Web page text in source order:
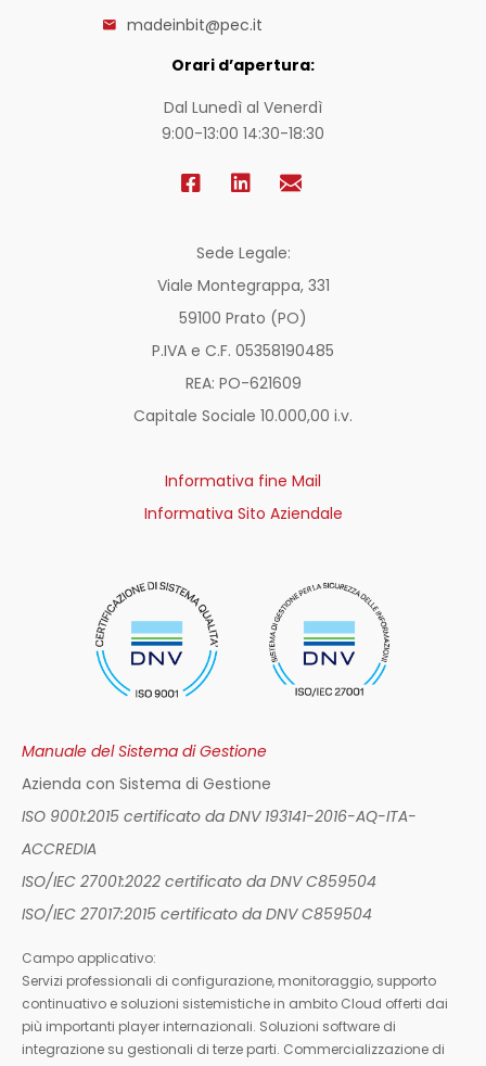
madeinbit@pec.it
Orari d’apertura:
Dal Lunedì al Venerdì
9:00-13:00 14:30-18:30
Sede Legale:
Viale Montegrappa, 331
59100 Prato (PO)
P.IVA e C.F. 05358190485
REA: PO-621609
Capitale Sociale 10.000,00 i.v.
Informativa fine Mail
Informativa Sito Aziendale
Manuale del Sistema di Gestione
Azienda con Sistema di Gestione
ISO 9001:2015 certificato da DNV 193141-2016-AQ-ITA-
ACCREDIA
ISO/IEC 27001:2022 certificato da DNV C859504
ISO/IEC 27017:2015 certificato da DNV C859504
Campo applicativo:
Servizi professionali di configurazione, monitoraggio, supporto
continuativo e soluzioni sistemistiche in ambito Cloud offerti dai
più importanti player internazionali. Soluzioni software di
integrazione su gestionali di terze parti. Commercializzazione di